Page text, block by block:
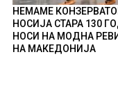
НЕМАМЕ
НОСИЈА СТАРА 130
НОСИ НА МОДНА
НА МАКЕДОНИЈА